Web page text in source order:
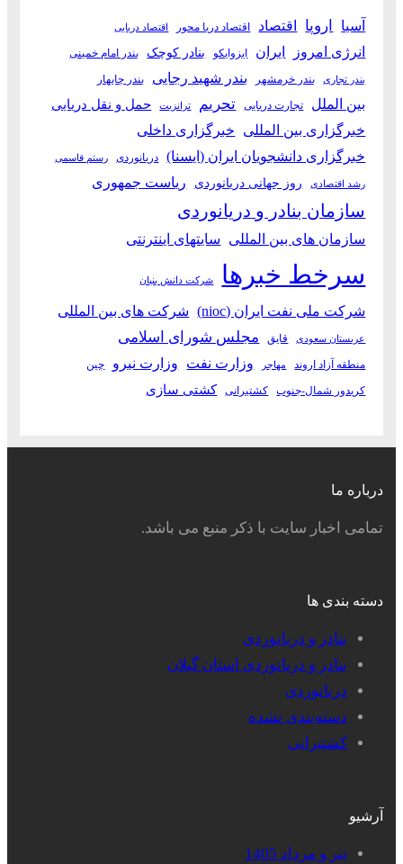
آسیا اروپا اقتصاد اقتصاد دریا محور اقتصاد دریایی
انرژی امروز ایران ایزوایکو بنادر کوچک بندر امام خمینی
بندر تجاری بندر خرمشهر بندر شهید رجایی بندر چابهار
بین الملل تجارت دریایی تحریم ترانزیت حمل و نقل دریایی
خبرگزاری بین المللی خبرگزاری داخلی
خبرگزاری دانشجویان ایران (ایسنا)
دریانوردی رستم قاسمی
رشد اقتصادی روز جهانی دریانوردی ریاست جمهوری
سازمان بنادر و دریانوردی
سازمان های بین المللی سایتهای اینترنتی
سرخط خبرها شرکت دانش بنیان
شرکت ملی نفت ایران (nioc) شرکت های بین المللی
عربستان سعودی قایق مجلس شورای اسلامی
منطقه آزاد اروند مهاجر وزارت نفت وزارت نیرو چین
کریدور شمال-جنوب کشتیرانی کشتی سازی
درباره ما
تمامی اخبار سایت با ذکر منبع می باشد.
دسته بندی ها
بنادر و دریانوردی
بنادر و دریانوردی استان گیلان
دریانوردی
دسته‌بندی نشده
کشتیرانی
آرشیو
تیر و مرداد 1405